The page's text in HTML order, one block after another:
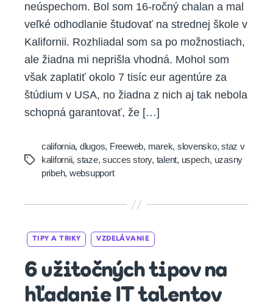
neúspechom. Bol som 16-ročný chalan a mal
veľké odhodlanie študovať na strednej škole v
Kalifornii. Rozhliadal som sa po možnostiach,
ale žiadna mi neprišla vhodná. Mohol som
však zaplatiť okolo 7 tisíc eur agentúre za
štúdium v USA, no žiadna z nich aj tak nebola
schopná garantovať, že […]
Tags
california, dlugos, Freeweb, marek, slovensko,staz v
kalifornii, staze,succes story, talent, uspech, uzasny
pribeh, websupport
Categories
TIPY A TRIKY VZDELÁVANIE
6 užitočných tipov na
hľadanie IT talentov